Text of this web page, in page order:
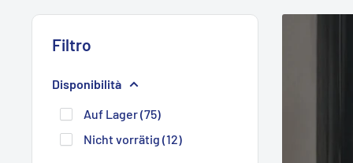
Filtro
Disponibilità
Auf Lager (75)
Nicht vorrätig (12)